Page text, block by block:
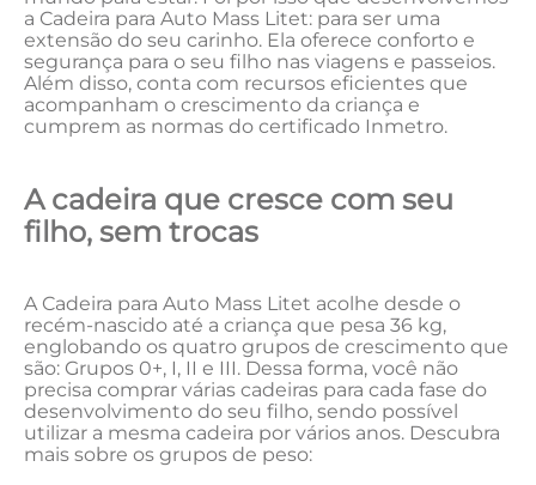
a Cadeira para Auto Mass Litet: para ser uma
extensão do seu carinho. Ela oferece conforto e
segurança para o seu filho nas viagens e passeios.
Além disso, conta com recursos eficientes que
acompanham o crescimento da criança e
cumprem as normas do certificado Inmetro.
A cadeira que cresce com seu
filho, sem trocas
A Cadeira para Auto Mass Litet acolhe desde o
recém-nascido até a criança que pesa 36 kg,
englobando os quatro grupos de crescimento que
são: Grupos 0+, I, II e III. Dessa forma, você não
precisa comprar várias cadeiras para cada fase do
desenvolvimento do seu filho, sendo possível
utilizar a mesma cadeira por vários anos. Descubra
mais sobre os grupos de peso: